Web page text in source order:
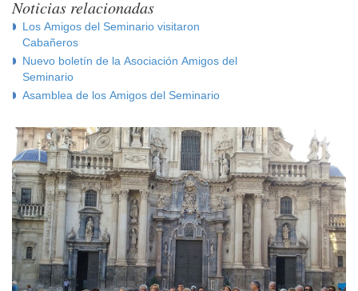
Noticias relacionadas
Los Amigos del Seminario visitaron
Cabañeros
Nuevo boletín de la Asociación Amigos del
Seminario
Asamblea de los Amigos del Seminario